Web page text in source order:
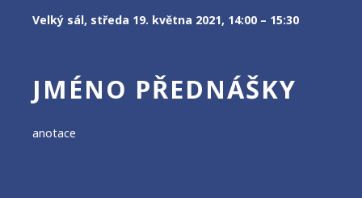
Velký sál, středa 19. května 2021, 14:00 – 15:30
JMÉNO PŘEDNÁŠKY
anotace